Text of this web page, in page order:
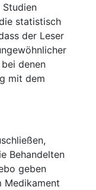
Studien
statistisch
der Leser
denen
mit dem
Behandelten
geben
Medikament